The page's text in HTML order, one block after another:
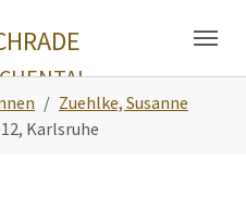
Zuehlke, Susanne
Karlsruhe